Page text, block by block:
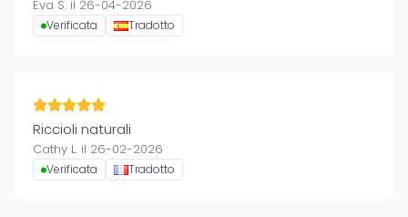
Eva S. il 26-04-2026
Verificata Tradotto
Riccioli naturali
Cathy L. il 26-02-2026
Verificata Tradotto